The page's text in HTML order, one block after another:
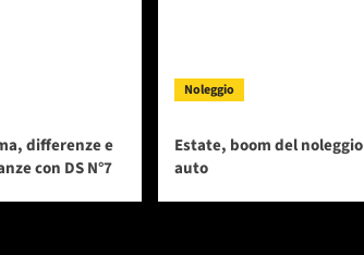
differenze e
con DS N°7
Noleggio
Estate, boom del noleggio
auto